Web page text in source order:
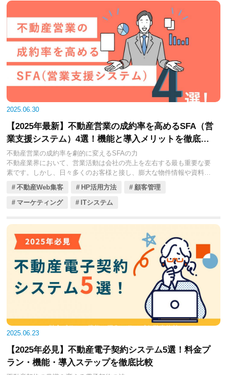
継続的な工数を必要とします。特に不動産業界では、地域性や物件の
特性、法令（景品表示法など）を深く理解した上で運用しなければ、
広告費を無駄にするリスクが高まります。そのため、多くの不動産会
社にとって、Web広告運用代行会社の選定が、集客の成否を分ける重
要な経営判断となっています。
本コラムでは、不動産会社の皆様が、 Web広告の効果を最大化し、費
用対効果の高い運用を実現するための最適なパートナーを見つけるた
め、代行会社の選び方のポイント、そして気になる費用相場を徹底的
に解説していきます。貴社の売上最大化に繋がる Web広告戦略を推進
2025.06.30
【2025年最新】不動産営業の成約率を高めるSFA（営
業支援システム）4選！機能と導入メリットを徹底解
説
不動産営業の成約率を劇的に変えるSFAの力
不動産業界において、営業活動は会社の売上を左右する最も重要な要
素です。しかし、日々多くのお客様と接し、膨大な物件情報や資料を
扱い、複雑な交渉を進める中で、営業担当者は多くの課題に直面して
います。例えば、顧客情報が属人化してしまう、追客が手薄になる、
営業プロセスの進捗が見えにくい、といった課題は、成約率の伸び悩
このような状況を打開し、営業力を飛躍的に向上させる切り札となる
のが、SFA（Sales Force Automation：営業支援システム）です。SFA
は、営業活動における顧客情報管理、商談進捗管理、タスク管理、活
動履歴の記録などをシステム上で一元化・自動化することで、営業担
当者の業務効率を最大化し、マネージャーの営業戦略立案を強力にサ
2025年現在、SFAシステムは単なる記録ツールを超え、AIを活用した
成約予測や最適なアプローチの提案など、より高度な営業支援機能を
提供するまでに進化しています。本コラムでは、不動産会社の皆様が
自社の営業課題を解決し、成約率を向上させるための最適なSFAを見
つけるため、特に注目すべき4つのSFAシステムを厳選し、それぞれの
主要機能、導入メリット、そして具体的な成功事例を交えながら徹底
的に比較解説していきます。貴社の営業チームを最強の部隊に変革す
るための情報として、ぜひご活用ください。
不動産Web集客 HP活用方法
顧客管理
マーケティング
ITシステム
2025.06.23
【2025年必見】不動産電子契約システム5選！料金プ
ラン・機能・導入ステップを徹底比較